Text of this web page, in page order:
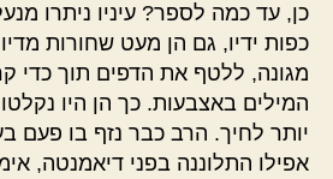
כן, עד כמה לספר? עיניו ניתרו
כפות ידיו, גם הן מעט שחורות
מגונה, ללטף את הדפים תוך כדי
המילים באצבעות. כך הן היו
יותר לחיך. הרב כבר נזף בו פעם
אפילו התלוננה בפני דיאמנטה,